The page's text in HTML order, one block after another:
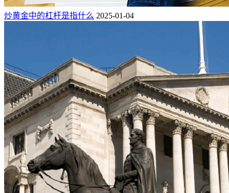
炒黄金中的杠杆是指什么 2025-01-04